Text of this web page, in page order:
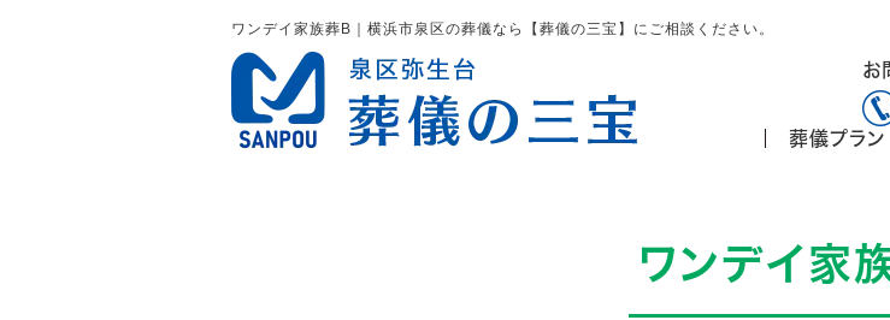
ワンデイ家族葬B｜横浜市泉区の葬儀なら【葬儀の三宝】にご相談ください。
お
葬儀プラン
ワンデイ家